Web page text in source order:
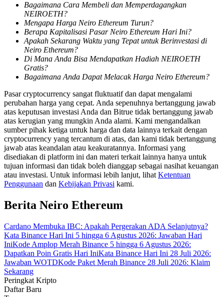
Memandu
Panduan Pemula Berjangka
Pelajari cara untuk tetap menghasilkan keuntungan
Bagaimana Cara Membeli dan Memperdagangkan
NEIROETH?
Mengapa Harga Neiro Ethereum Turun?
Berapa Kapitalisasi Pasar Neiro Ethereum Hari Ini?
Apakah Sekarang Waktu yang Tepat untuk Berinvestasi di
Neiro Ethereum?
Di Mana Anda Bisa Mendapatkan Hadiah NEIROETH
Gratis?
Bagaimana Anda Dapat Melacak Harga Neiro Ethereum?
Pasar cryptocurrency sangat fluktuatif dan dapat mengalami
perubahan harga yang cepat. Anda sepenuhnya bertanggung jawab
atas keputusan investasi Anda dan Bitrue tidak bertanggung jawab
atas kerugian yang mungkin Anda alami. Kami mengandalkan
sumber pihak ketiga untuk harga dan data lainnya terkait dengan
cryptocurrency yang tercantum di atas, dan kami tidak bertanggung
jawab atas keandalan atau keakuratannya. Informasi yang
disediakan di platform ini dan materi terkait lainnya hanya untuk
tujuan informasi dan tidak boleh dianggap sebagai nasihat keuangan
atau investasi. Untuk informasi lebih lanjut, lihat Ketentuan
Penggunaan dan Kebijakan Privasi kami.
Berita Neiro Ethereum
Cardano Membuka IBC: Apakah Pergerakan ADA Selanjutnya?
Kata Binance Hari Ini 5 hingga 6 Agustus 2026: Jawaban Hari
IniKode Amplop Merah Binance 5 hingga 6 Agustus 2026:
Dapatkan Poin Gratis Hari IniKata Binance Hari Ini 28 Juli 2026:
Jawaban WOTDKode Paket Merah Binance 28 Juli 2026: Klaim
Sekarang
Peringkat Kripto
Daftar Baru